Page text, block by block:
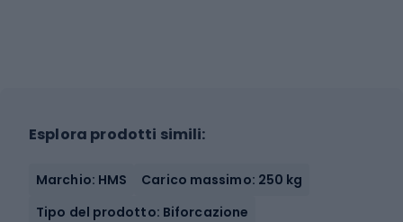
Esplora prodotti simili:
Marchio: HMS
Carico massimo: 250 kg
Tipo del prodotto: Biforcazione